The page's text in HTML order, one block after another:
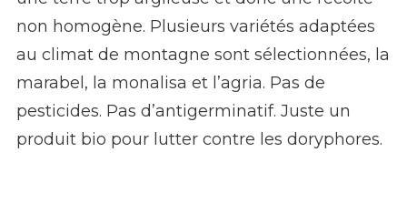
non homogène. Plusieurs variétés adaptées
au climat de montagne sont sélectionnées, la
marabel, la monalisa et l’agria. Pas de
pesticides. Pas d’antigerminatif. Juste un
produit bio pour lutter contre les doryphores.